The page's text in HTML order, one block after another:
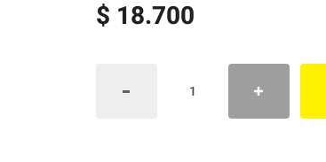
$ 18.700